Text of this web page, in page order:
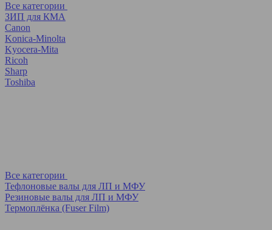
Все категории
ЗИП для КМА
Canon
Konica-Minolta
Kyocera-Mita
Ricoh
Sharp
Toshiba
Все категории
Тефлоновые валы для ЛП и МФУ
Резиновые валы для ЛП и МФУ
Термоплёнка (Fuser Film)